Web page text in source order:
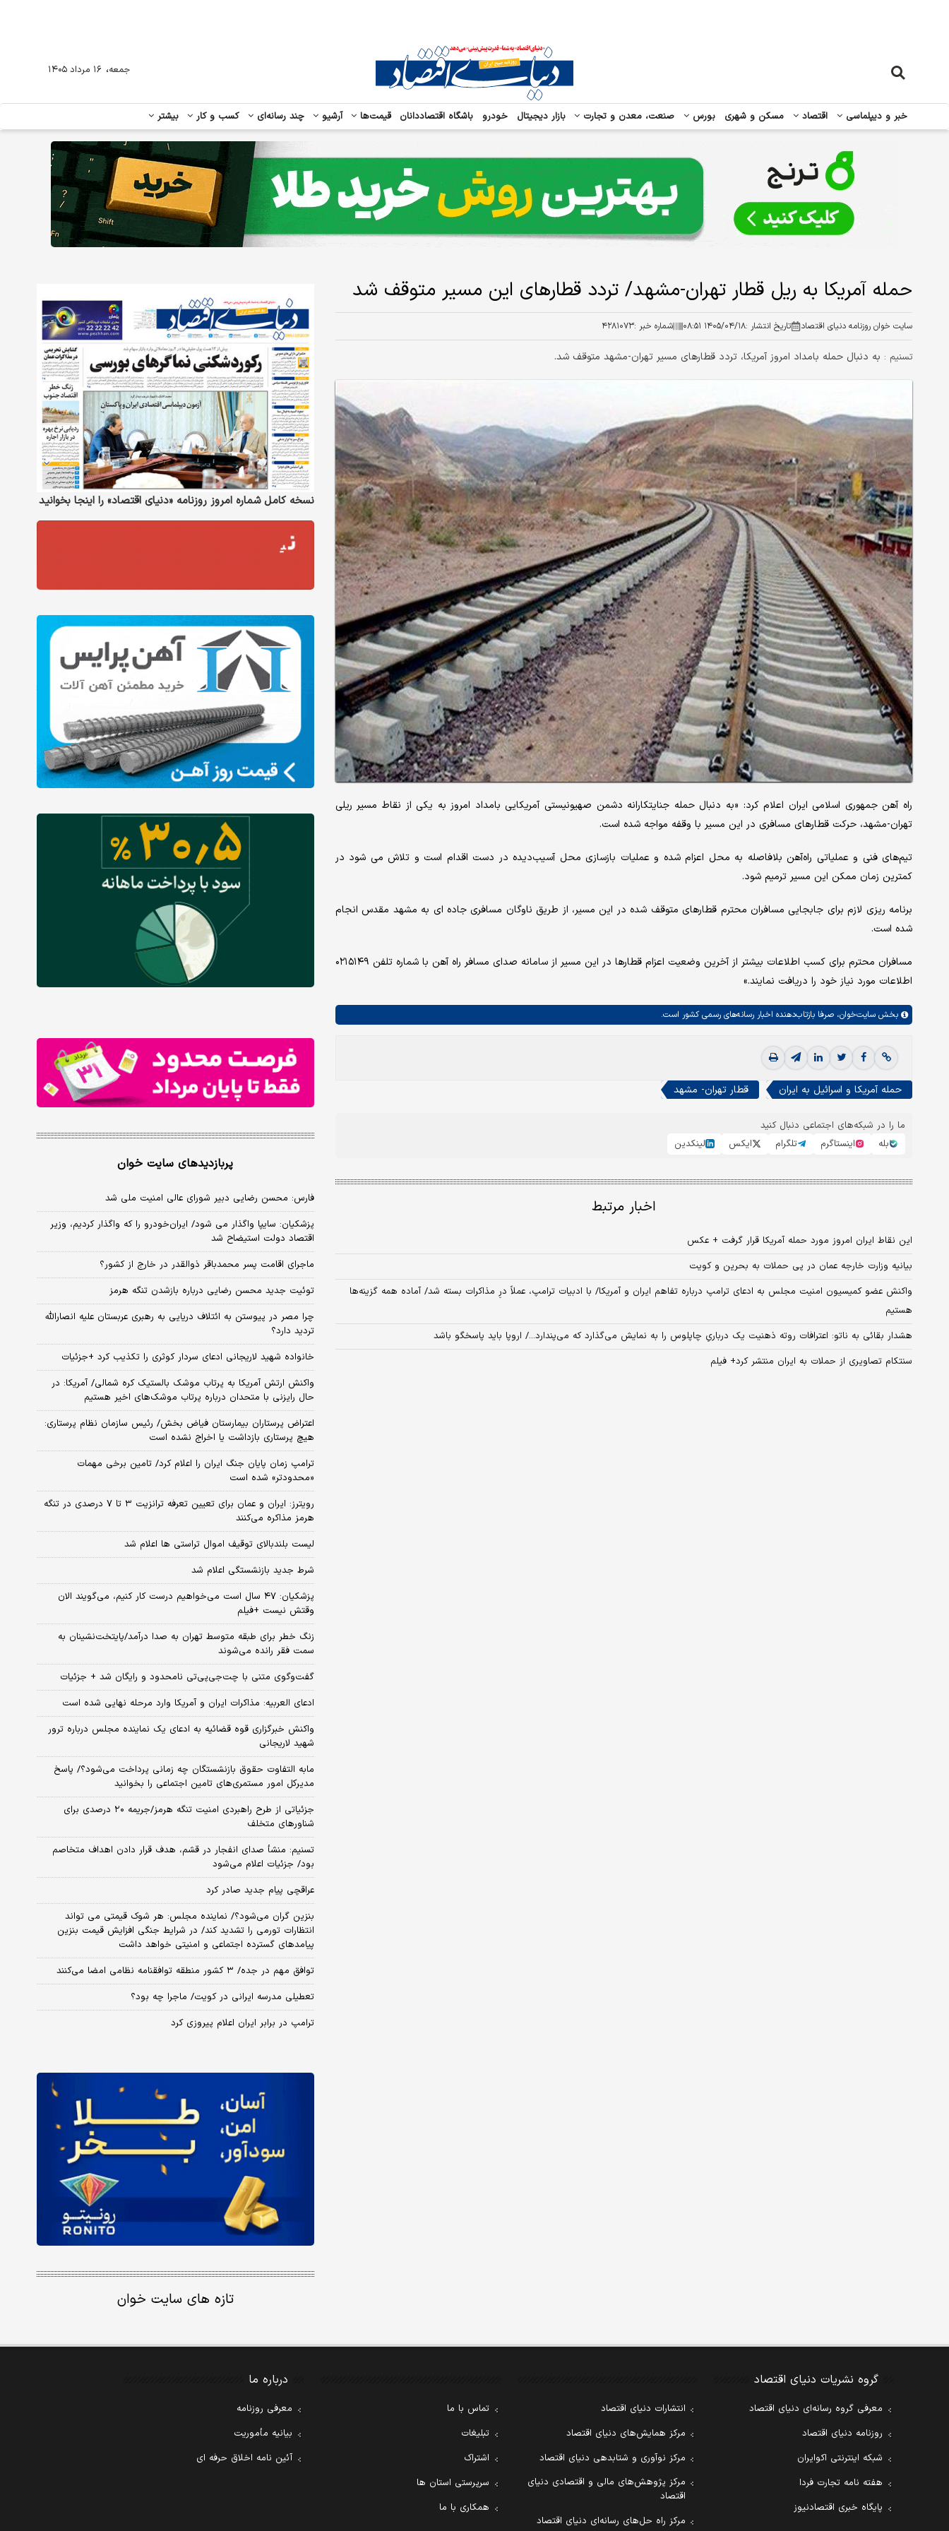
خبر و دیپلماسی اقتصاد مسکن و شهری بورس صنعت، معدن و تجارت بازار دیجیتال خودرو باشگاه اقتصاددانان قیمت‌ها آرشیو چند رسانه‌ای کسب و کار بیشتر
جمعه، ۱۶ مرداد ۱۴۰۵
حمله آمریکا به ریل قطار تهران-مشهد/ تردد قطارهای این مسیر متوقف شد
سایت خوان روزنامه دنیای اقتصاد تاریخ انتشار :۱۴۰۵/۰۴/۱۸ ۰۸:۵۱ شماره خبر :۴۲۸۱۰۷۳
تسنیم : به دنبال حمله بامداد امروز آمریکا، تردد قطارهای مسیر تهران-مشهد متوقف شد.
راه آهن جمهوری اسلامی ایران اعلام کرد: «به دنبال حمله جنایتکارانه دشمن صهیونیستی آمریکایی بامداد امروز به یکی از ‌نقاط مسیر ریلی
تهران-مشهد، حرکت قطارهای مسافری در این مسیر با وقفه مواجه شده است.
تیم‌های فنی و عملیاتی راه‌آهن بلافاصله به محل اعزام شده و عملیات بازسازی محل آسیب‌دیده در دست اقدام است و تلاش می شود در
کمترین زمان ممکن این مسیر ترمیم شود.
برنامه ریزی لازم برای جابجایی مسافران محترم قطارهای متوقف شده در این مسیر، از طریق ناوگان مسافری جاده ای به مشهد مقدس انجام
شده است.
مسافران محترم برای کسب اطلاعات بیشتر از آخرین وضعیت اعزام قطارها در این مسیر از سامانه صدای مسافر راه آهن با شماره تلفن ۰۲۱۵۱۴۹
اطلاعات مورد نیاز خود را دریافت نمایند.»
بخش سایت‌خوان، صرفا بازتاب‌دهنده اخبار رسانه‌های رسمی کشور است.
حمله آمریکا و اسرائیل به ایران قطار تهران- مشهد
ما را در شبکه‌های اجتماعی دنبال کنید
بله
اینستاگرم تلگرام ایکس لینکدین
اخبار مرتبط
این نقاط ایران امروز مورد حمله آمریکا قرار گرفت + عکس
بیانیه وزارت خارجه عمان در پی حملات به بحرین و کویت
واکنش عضو کمیسیون امنیت مجلس به ادعای ترامپ درباره تفاهم ایران و آمریکا/ با ادبیات ترامپ، عملاً درِ مذاکرات بسته شد/ آماده همه گزینه‌ها
هستیم
هشدار بقائی به ناتو: اعترافات روته ذهنیت یک درباریِ چاپلوس را به نمایش می‌گذارد که می‌پندارد.../ اروپا باید پاسخگو باشد
سنتکام تصاویری از حملات به ایران منتشر کرد+ فیلم
نسخه کامل شماره امروز روزنامه «دنیای‌ اقتصاد» را اینجا بخوانید
پربازدیدهای سایت خوان
فارس: محسن رضایی دبیر شورای عالی امنیت ملی شد
پزشکیان: سایپا واگذار می شود/ ایران‌خودرو را که واگذار کردیم، وزیر
اقتصاد دولت استیضاح شد
ماجرای اقامت پسر محمدباقر ذوالقدر در خارج از کشور؟
توئیت جدید محسن رضایی درباره بازشدن تنگه هرمز
چرا مصر در پیوستن به ائتلاف دریایی به رهبری عربستان علیه انصارالله
تردید دارد؟
خانواده شهید لاریجانی ادعای سردار کوثری را تکذیب کرد +جزئیات
واکنش ارتش آمریکا به پرتاب موشک بالستیک کره شمالی/ آمریکا: در
حال رایزنی با متحدان درباره پرتاب موشک‌های اخیر هستیم
اعتراض پرستاران بیمارستان فیاض بخش/ رئیس سازمان نظام پرستاری:
هیچ پرستاری بازداشت یا اخراج نشده است
ترامپ زمان پایان جنگ ایران را اعلام کرد/ تامین برخی مهمات
«محدودتر» شده است
رویترز: ایران و عمان برای تعیین تعرفه ترانزیت ۳ تا ۷ درصدی در تنگه
هرمز مذاکره می‌کنند
لیست بلندبالای توقیف اموال تراستی ها اعلام شد
شرط جدید بازنشستگی اعلام شد
پزشکیان: ۴۷ سال است می‌خواهیم درست کار کنیم، می‌گویند الان
وقتش نیست +فیلم
زنگ خطر برای طبقه متوسط تهران به صدا درآمد/پایتخت‌نشینان به
سمت فقر رانده می‌شوند
گفت‌وگوی متنی با چت‌جی‌پی‌تی نامحدود و رایگان شد + جزئیات
ادعای العربیه: مذاکرات ایران و آمریکا وارد مرحله نهایی شده است
واکنش خبرگزاری قوه قضائیه به ادعای یک نماینده مجلس درباره ترور
شهید لاریجانی
مابه التفاوت حقوق بازنشستگان چه زمانی پرداخت می‌شود؟/ پاسخ
مدیرکل امور مستمری‌های تامین اجتماعی را بخوانید
جزئیاتی از طرح راهبردی امنیت تنگه هرمز/جریمه ۲۰ درصدی برای
شناورهای متخلف
تسنیم: منشأ صدای انفجار در قشم، هدف قرار دادن اهداف متخاصم
بود/ جزئیات اعلام می‌شود
عراقچی پیام جدید صادر کرد
بنزین گران می‌شود؟/ نماینده مجلس: هر شوک قیمتی می تواند
انتظارات تورمی را تشدید کند/ در شرایط جنگی افزایش قیمت بنزین
پیامدهای گسترده اجتماعی و امنیتی خواهد داشت
توافق مهم در جده/ ۳ کشور منطقه توافقنامه نظامی امضا می‌کنند
تعطیلی مدرسه ایرانی در کویت/ ماجرا چه بود؟
ترامپ در برابر ایران اعلام پیروزی کرد
تازه های سایت خوان
گروه نشریات دنیای اقتصاد
معرفی گروه رسانه‌ای دنیای اقتصاد
روزنامه دنیای اقتصاد
شبکه اینترنتی اکوایران
هفته نامه تجارت فردا
پایگاه خبری اقتصادنیوز
انتشارات دنیای اقتصاد
مرکز همایش‌های دنیای اقتصاد
مرکز نوآوری و شتابدهی دنیای اقتصاد
مرکز پژوهش‌های مالی و اقتصادی دنیای
اقتصاد
مرکز راه حل‌های رسانه‌ای دنیای اقتصاد
تماس با ما
تبلیغات
اشتراک
سرپرستی استان ها
همکاری با ما
درباره ما
معرفی روزنامه
بیانیه مأموریت
آئین نامه اخلاق حرفه ای